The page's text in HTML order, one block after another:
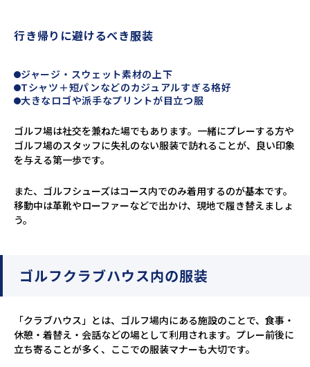
行き帰りに避けるべき服装
ジャージ・スウェット素材の上下
Tシャツ＋短パンなどのカジュアルすぎる格好
大きなロゴや派手なプリントが目立つ服
ゴルフ場は社交を兼ねた場でもあります。一緒にプレーする方や
ゴルフ場のスタッフに失礼のない服装で訪れることが、良い印象
を与える第一歩です。
また、ゴルフシューズはコース内でのみ着用するのが基本です。
移動中は革靴やローファーなどで出かけ、現地で履き替えましょ
う。
ゴルフクラブハウス内の服装
「クラブハウス」とは、ゴルフ場内にある施設のことで、食事・
休憩・着替え・会話などの場として利用されます。プレー前後に
立ち寄ることが多く、ここでの服装マナーも大切です。